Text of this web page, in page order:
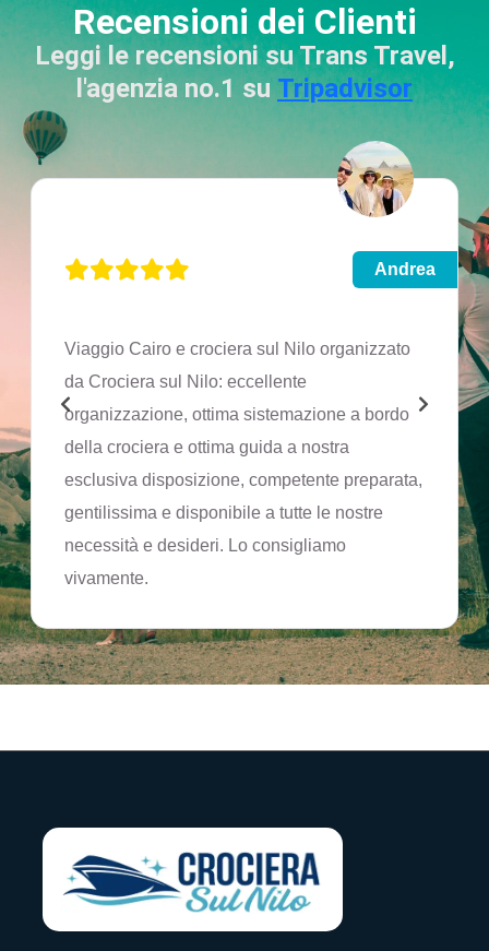
Recensioni dei Clienti
Leggi le recensioni su Trans Travel,
l'agenzia no.1 suTripadvisor
Andrea
Viaggio Cairo e crociera sul Nilo organizzato
da Crociera sul Nilo: eccellente
organizzazione, ottima sistemazione a bordo
della crociera e ottima guida a nostra
esclusiva disposizione, competente preparata,
gentilissima e disponibile a tutte le nostre
necessità e desideri. Lo consigliamo
vivamente.